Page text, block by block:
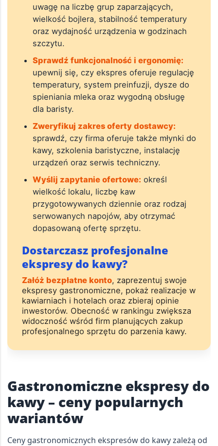
uwagę na liczbę grup zaparzających,
wielkość bojlera, stabilność temperatury
oraz wydajność urządzenia w godzinach
szczytu.
Sprawdź funkcjonalność i ergonomię:
upewnij się, czy ekspres oferuje regulację
temperatury, system preinfuzji, dysze do
spieniania mleka oraz wygodną obsługę
dla baristy.
Zweryfikuj zakres oferty dostawcy:
sprawdź, czy firma oferuje także młynki do
kawy, szkolenia baristyczne, instalację
urządzeń oraz serwis techniczny.
Wyślij zapytanie ofertowe: określ
wielkość lokalu, liczbę kaw
przygotowywanych dziennie oraz rodzaj
serwowanych napojów, aby otrzymać
dopasowaną ofertę sprzętu.
Dostarczasz profesjonalne
ekspresy do kawy?
Załóż bezpłatne konto, zaprezentuj swoje
ekspresy gastronomiczne, pokaż realizacje w
kawiarniach i hotelach oraz zbieraj opinie
inwestorów. Obecność w rankingu zwiększa
widoczność wśród firm planujących zakup
profesjonalnego sprzętu do parzenia kawy.
Gastronomiczne ekspresy do
kawy – ceny popularnych
wariantów
Ceny gastronomicznych ekspresów do kawy zależą od